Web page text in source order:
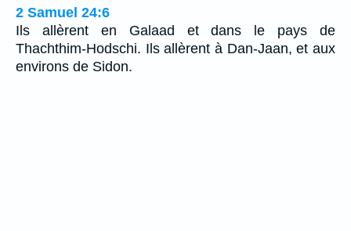
2 Samuel 24:6
Ils allèrent en Galaad et dans le pays de
Thachthim-Hodschi. Ils allèrent à Dan-Jaan, et aux
environs de Sidon.